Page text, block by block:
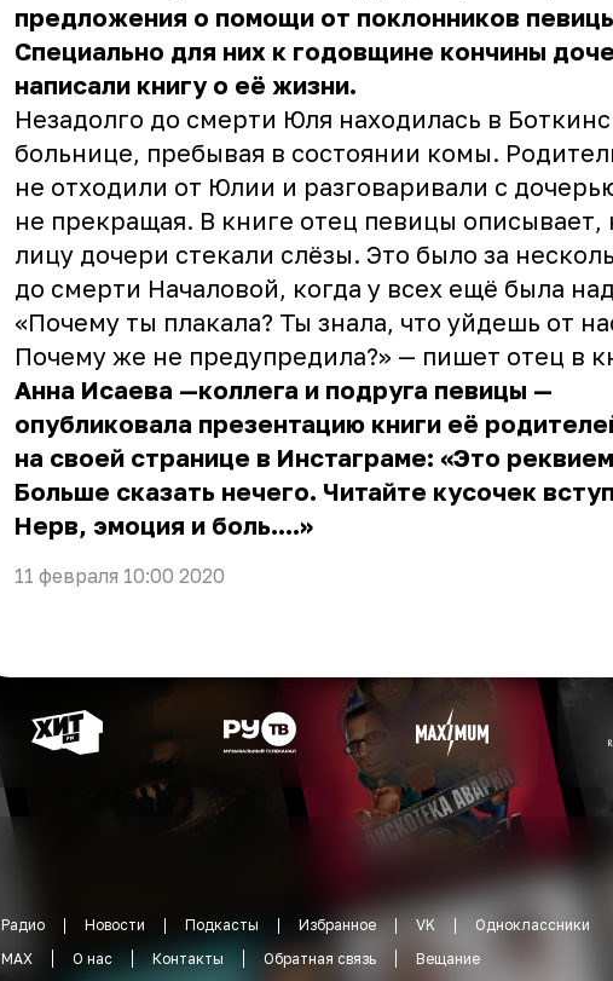
предложения о помощи от поклонников
Специально для них к годовщине кончины
написали книгу о её жизни.
Незадолго до смерти Юля находилась в
больнице, пребывая в состоянии комы.
не отходили от Юлии и разговаривали с
не прекращая. В книге отец певицы описывает,
лицу дочери стекали слёзы. Это было за
до смерти Началовой, когда у всех ещё была
«Почему ты плакала? Ты знала, что уйдешь от
Почему же не предупредила?» — пишет отец в
Анна Исаева —коллега и подруга певицы —
опубликовала презентацию книги её
на своей странице в Инстаграме: «Это
Больше сказать нечего. Читайте кусочек
Нерв, эмоция и боль....»
11 февраля 10:00 2020
Радио Новости Подкасты Избранное VK
Одноклассники
MAX
О нас Контакты Обратная связь Вещание